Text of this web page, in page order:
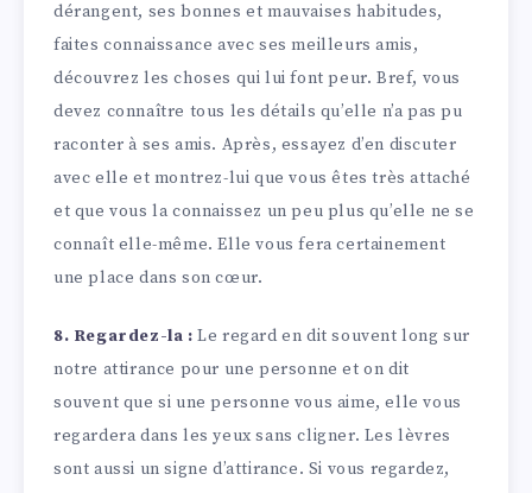
dérangent, ses bonnes et mauvaises habitudes,
faites connaissance avec ses meilleurs amis,
découvrez les choses qui lui font peur. Bref, vous
devez connaître tous les détails qu’elle n’a pas pu
raconter à ses amis. Après, essayez d’en discuter
avec elle et montrez-lui que vous êtes très attaché
et que vous la connaissez un peu plus qu’elle ne se
connaît elle-même. Elle vous fera certainement
une place dans son cœur.
8. Regardez-la : Le regard en dit souvent long sur
notre attirance pour une personne et on dit
souvent que si une personne vous aime, elle vous
regardera dans les yeux sans cligner. Les lèvres
sont aussi un signe d’attirance. Si vous regardez,